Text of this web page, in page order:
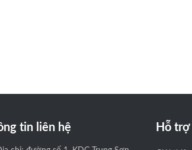
tin liên hệ Hỗ